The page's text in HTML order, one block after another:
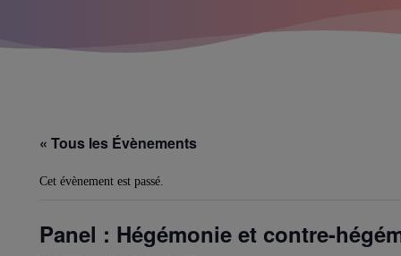
« Tous les Évènements
Cet évènement est passé.
Panel : Hégémonie et contre-